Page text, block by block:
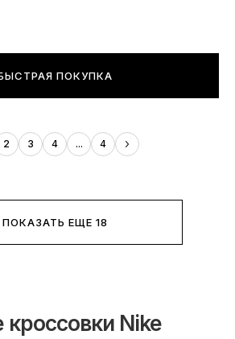
ПОКУПКА
2 3 4 ... 4
ПОКАЗАТЬ ЕЩЕ 18
Nike